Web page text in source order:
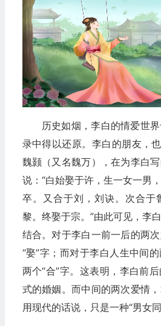
历史如烟，李白的情爱世
录中得以还原。李白的朋友，
魏颢（又名魏万），在为李白
说：“白始娶于许，生一女一男
卒。又合于刘，刘诀。次合于
黎。终娶于宗。”由此可见，李
结合。对于李白一前一后的两
“娶”字；而对于李白人生中间
两个“合”字。这表明，李白前
式的婚姻。而中间的两次爱情
用现代的话说，只是一种“男女同